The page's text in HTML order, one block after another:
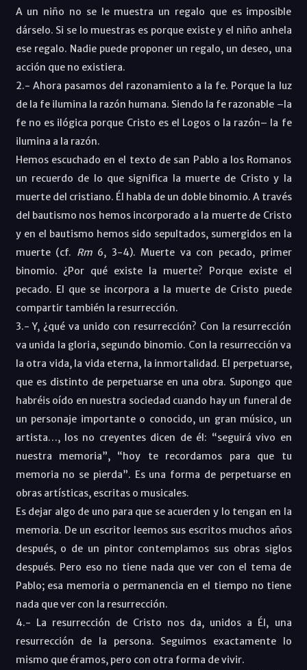
A un niño no se le muestra un regalo que es imposible
dárselo. Si se lo muestras es porque existe y el niño anhela
ese regalo. Nadie puede proponer un regalo, un deseo, una
acción que no existiera.
2.- Ahora pasamos del razonamiento a la fe. Porque la luz
de la fe ilumina la razón humana. Siendo la fe razonable –la
fe no es ilógica porque Cristo es el Logos o la razón– la fe
ilumina a la razón.
Hemos escuchado en el texto de san Pablo a los Romanos
un recuerdo de lo que significa la muerte de Cristo y la
muerte del cristiano. Él habla de un doble binomio. A través
del bautismo nos hemos incorporado a la muerte de Cristo
y en el bautismo hemos sido sepultados, sumergidos en la
muerte (cf. Rm6, 3-4). Muerte va con pecado, primer
binomio. ¿Por qué existe la muerte? Porque existe el
pecado. El que se incorpora a la muerte de Cristo puede
compartir también la resurrección.
3.- Y, ¿qué va unido con resurrección? Con la resurrección
va unida la gloria, segundo binomio. Con la resurrección va
la otra vida, la vida eterna, la inmortalidad. El perpetuarse,
que es distinto de perpetuarse en una obra. Supongo que
habréis oído en nuestra sociedad cuando hay un funeral de
un personaje importante o conocido, un gran músico, un
artista…, los no creyentes dicen de él: “seguirá vivo en
nuestra memoria”, “hoy te recordamos para que tu
memoria no se pierda”. Es una forma de perpetuarse en
obras artísticas, escritas o musicales.
Es dejar algo de uno para que se acuerden y lo tengan en la
memoria. De un escritor leemos sus escritos muchos años
después, o de un pintor contemplamos sus obras siglos
después. Pero eso no tiene nada que ver con el tema de
Pablo; esa memoria o permanencia en el tiempo no tiene
nada que ver con la resurrección.
4.- La resurrección de Cristo nos da, unidos a Él, una
resurrección de la persona. Seguimos exactamente lo
mismo que éramos, pero con otra forma de vivir.